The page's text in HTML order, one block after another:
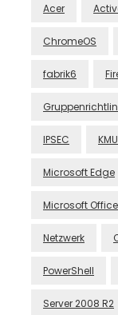
Acer
ChromeOS
fabrik6
IPSEC KMU
Microsoft Edge
Microsoft Office
Netzwerk
PowerShell
Server 2008 R2